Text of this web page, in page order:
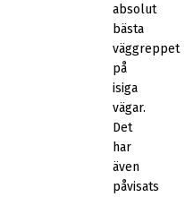
absolut
bästa
väggreppet
på
isiga
vägar.
Det
har
även
påvisats